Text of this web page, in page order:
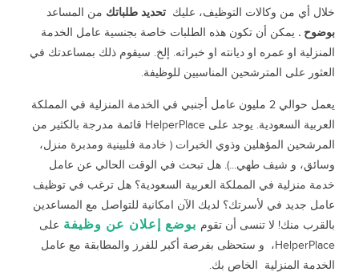
خلال أي من وكالات التوظيف، عليك تحديد طلباتك من المساعد
بوضوح . يمكن أن تكون هذه الطلبات خاصة بجنسية عامل الخدمة
المنزلية او عمره او ديانته او خبراته. إلخ. سيقوم ذلك بمساعدتك في
العثور على المترشحين المناسبين للوظيفة.
يعمل حوالي 2 مليون عامل أجنبي في الخدمة المنزلية في المملكة
العربية السعودية. يوجد على HelperPlace قائمة مدرجة بالكثير من
المرشحين المؤهلين وذوي الخبرات ( خادمة فلبينية ومدبرة منزل،
وسائق، و شيف طهي...). هل تبحث في الوقت الحالي عن عامل
خدمة منزلية في المملكة العربية السعودية؟ هل ترغب في توظيف
عامل جديد في لأسرتك؟ لديك الآن امكانية للتواصل مع المساعدين
بالقرب منك! لا تنسى أن تقوم بوضع إعلان عن وظيفة على
HelperPlace، و ستحظى بفرصة أكبر للفرز والمطابقة مع عامل
الخدمة المنزلية الخاص بك.